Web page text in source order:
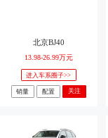
北京BJ40
13.98-26.99万元
进入车系圈子>>
销量 配置 关注